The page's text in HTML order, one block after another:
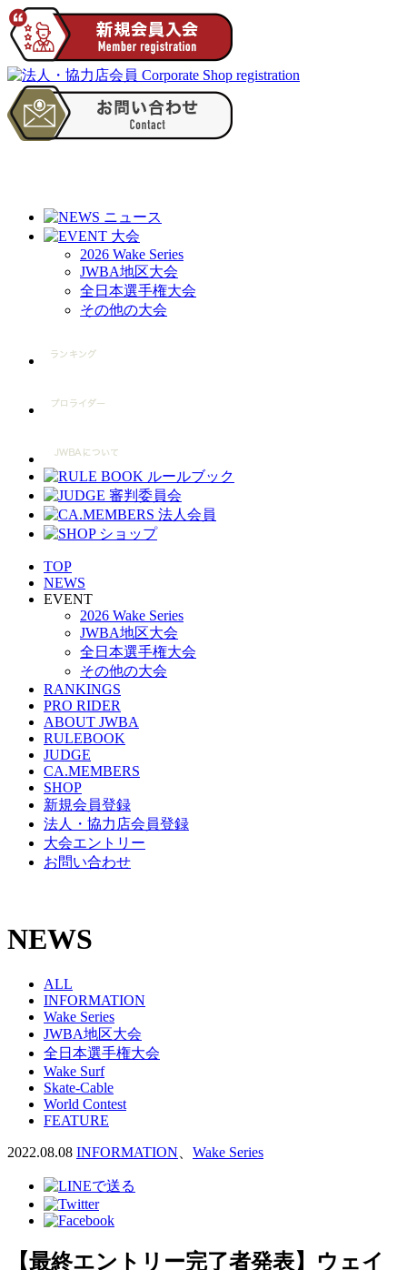
2026 Wake Series
JWBA地区大会
全日本選手権大会
その他の大会
TOP
NEWS
EVENT
2026 Wake Series
JWBA地区大会
全日本選手権大会
その他の大会
RANKINGS
PRO RIDER
ABOUT JWBA
RULEBOOK
JUDGE
CA.MEMBERS
SHOP
新規会員登録
法人・協力店会員登録
大会エントリー
お問い合わせ
NEWS
ALL
INFORMATION
Wake Series
JWBA地区大会
全日本選手権大会
Wake Surf
Skate-Cable
World Contest
FEATURE
2022.08.08 INFORMATION Wake Series
【最終エントリー完了者発表】ウェイ